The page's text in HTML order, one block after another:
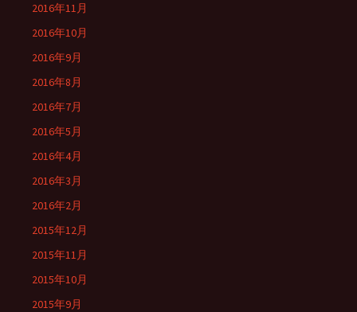
2016年11月
2016年10月
2016年9月
2016年8月
2016年7月
2016年5月
2016年4月
2016年3月
2016年2月
2015年12月
2015年11月
2015年10月
2015年9月